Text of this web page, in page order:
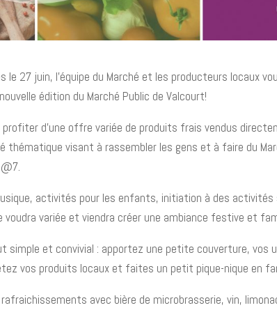
le 27 juin, l’équipe du Marché et les producteurs locaux
édition du Marché Public de Valcourt!
profiter d’une offre variée de produits frais vendus
visant à rassembler les gens et à faire du
activités pour les enfants, initiation à des
voudra variée et viendra créer une ambiance festive et
simple et convivial : apportez une petite couverture, vos
vos produits locaux et faites un petit pique-nique en
rafraichissements avec bière de microbrasserie, vin,